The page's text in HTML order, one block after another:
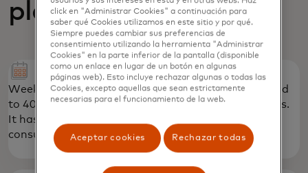
platform including:
Weekly Reporting and insights that were distributed
to 40+ business leaders within the Hershey business.
It has become their go-to source for broader
consumer spending insights.
click en "Administrar Cookies" a continuación para
saber qué Cookies utilizamos en este sitio y por qué.
Siempre puedes cambiar sus preferencias de
consentimiento utilizando la herramienta "Administrar
Cookies" en la parte inferior de la pantalla (disponible
como un enlace en lugar de un botón en algunas
páginas web). Esto incluye rechazar algunas o todas las
Cookies, excepto aquellas que sean estrictamente
necesarias para el funcionamiento de la web.
Aceptar cookies Rechazar todas